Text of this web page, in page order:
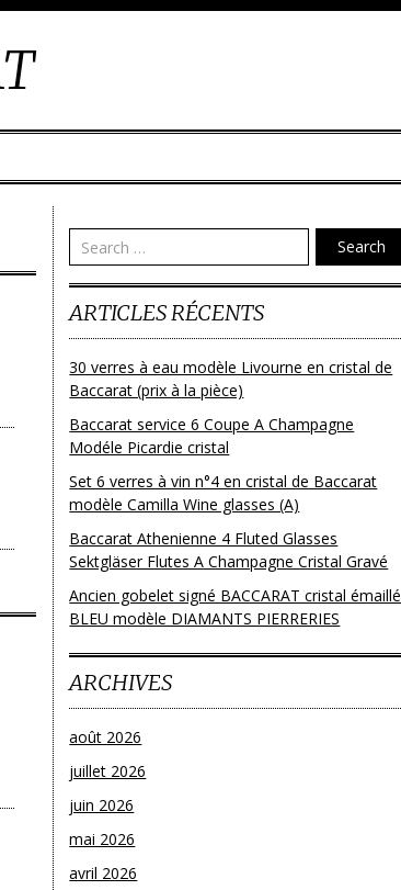
Search
ARTICLES RÉCENTS
30 verres à eau modèle Livourne en cristal de
Baccarat (prix à la pièce)
Baccarat service 6 Coupe A Champagne
Modéle Picardie cristal
Set 6 verres à vin n°4 en cristal de Baccarat
modèle Camilla Wine glasses (A)
Baccarat Athenienne 4 Fluted Glasses
Sektgläser Flutes A Champagne Cristal Gravé
Ancien gobelet signé BACCARAT cristal émaillé
BLEU modèle DIAMANTS PIERRERIES
ARCHIVES
août 2026
juillet 2026
juin 2026
mai 2026
avril 2026